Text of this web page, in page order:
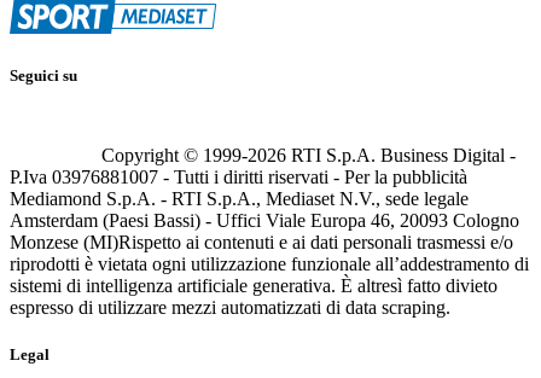
Seguici su
Copyright © 1999-2026 RTI S.p.A. Business Digital -
P.Iva 03976881007 - Tutti i diritti riservati - Per la pubblicità
Mediamond S.p.A. - RTI S.p.A., Mediaset N.V., sede legale
Amsterdam (Paesi Bassi) - Uffici Viale Europa 46, 20093 Cologno
Monzese (MI)Rispetto ai contenuti e ai dati personali trasmessi e/o
riprodotti è vietata ogni utilizzazione funzionale all’addestramento di
sistemi di intelligenza artificiale generativa. È altresì fatto divieto
espresso di utilizzare mezzi automatizzati di data scraping.
Legal